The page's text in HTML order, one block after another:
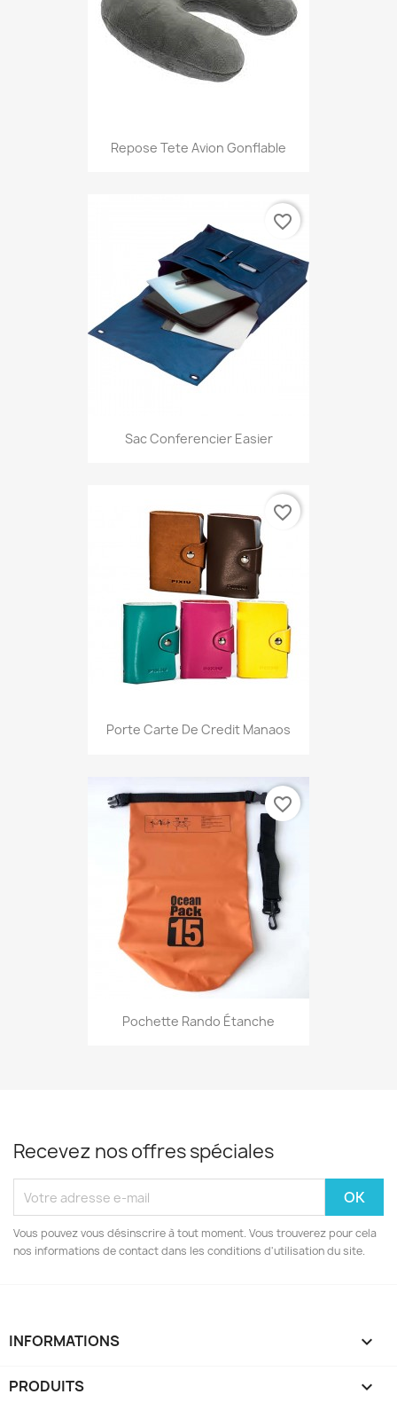
Repose Tete Avion Gonflable
Sac Conferencier Easier
favorite_border
Porte Carte De Credit Manaos
favorite_border
Pochette Rando Étanche
favorite_border
Recevez nos offres spéciales
Vous pouvez vous désinscrire à tout moment. Vous trouverez pour cela
nos informations de contact dans les conditions d'utilisation du site.
INFORMATIONS keyboard_arrow_down
PRODUITS 